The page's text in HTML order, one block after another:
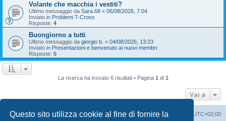
Questo sito utilizza cookie al fine di fornire la
Volante che macchia i vestiti?
Ultimo messaggio da Sara.68 « 06/08/2026, 7:04
Inviato in Problemi T-Cross
Risposte: 4
Buongiorno a tutti
Ultimo messaggio da giorgio b. « 04/08/2026, 13:23
Inviato in Presentazioni e benvenuto ai nuovi membri
Risposte: 5
La ricerca ha trovato 6 risultati • Pagina 1 di 1
Vai a
T-Cross Club T-Cross Club Tutti gli orari sono UTC+02:00